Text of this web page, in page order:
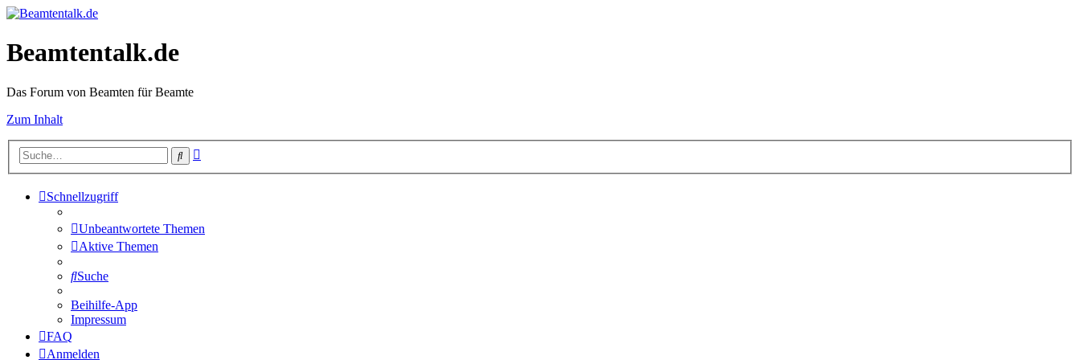
Beamtentalk.de
Das Forum von Beamten für Beamte
Zum Inhalt
Suche
Schnellzugriff
Unbeantwortete Themen
Aktive Themen
Suche
Beihilfe-App
Impressum
FAQ
Anmelden